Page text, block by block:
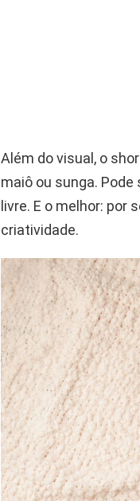
Além do visual, o
maiô ou sunga.
livre. E o melhor: por
criatividade.